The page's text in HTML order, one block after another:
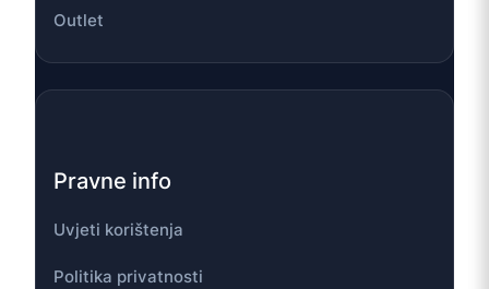
Outlet
Pravne info
Uvjeti korištenja
Politika privatnosti